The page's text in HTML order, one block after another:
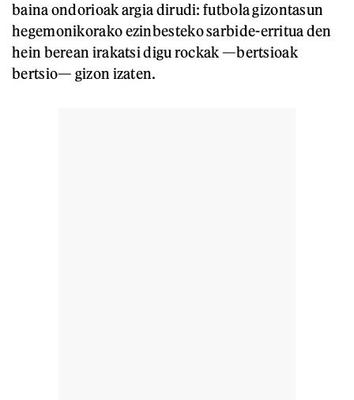
baina ondorioak argia dirudi: futbola gizontasun
hegemonikorako ezinbesteko sarbide-erritua den
hein berean irakatsi digu rockak —bertsioak
bertsio— gizon izaten.